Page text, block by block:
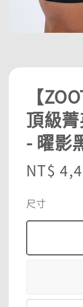
【
頂級
- 曜影
NT$
尺寸